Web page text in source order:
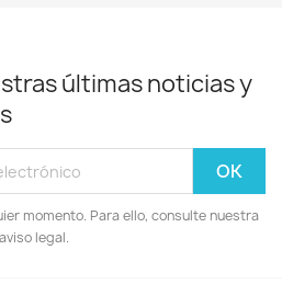
últimas noticias y
momento. Para ello, consulte nuestra
legal.